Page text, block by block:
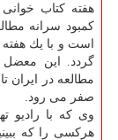
هفته كتاب
كمبود سرانه
است و با یك هفته
مطالعه در
صفر می رود.
وی كه با رادیو
هركسی را كه